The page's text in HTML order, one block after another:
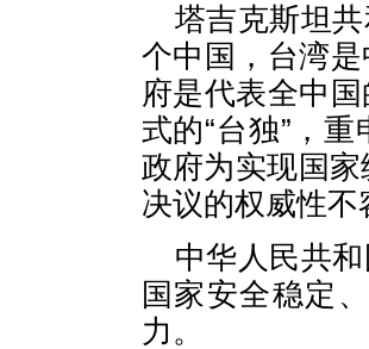
塔吉克斯坦
个中国，台湾
府是代表全中
式的“台独”，
政府为实现国
决议的权威性不
中华人民共
国家安全稳定
力。